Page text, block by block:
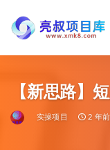
【新思路】
实操项目 2 年前